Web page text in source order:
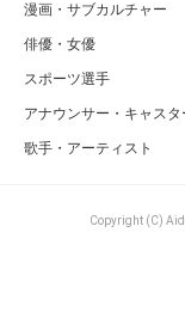
漫画・サブカルチャー
俳優・女優
スポーツ選手
アナウンサー・キャスタ
歌手・アーティスト
Copyright (C)